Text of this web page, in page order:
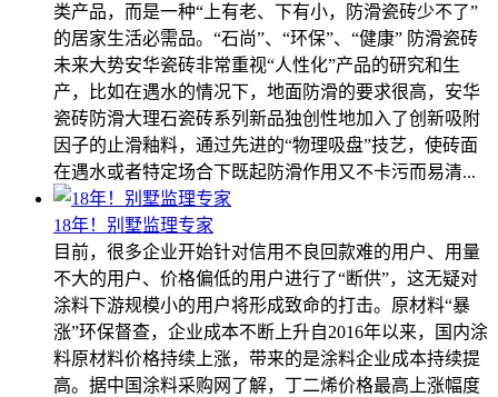
类产品，而是一种“上有老、下有小，防滑瓷砖少不了”
的居家生活必需品。“石尚”、“环保”、“健康” 防滑瓷砖
未来大势安华瓷砖非常重视“人性化”产品的研究和生
产，比如在遇水的情况下，地面防滑的要求很高，安华
瓷砖防滑大理石瓷砖系列新品独创性地加入了创新吸附
因子的止滑釉料，通过先进的“物理吸盘”技艺，使砖面
在遇水或者特定场合下既起防滑作用又不卡污而易清...
18年！别墅监理专家
目前，很多企业开始针对信用不良回款难的用户、用量
不大的用户、价格偏低的用户进行了“断供”，这无疑对
涂料下游规模小的用户将形成致命的打击。原材料“暴
涨”环保督查，企业成本不断上升自2016年以来，国内涂
料原材料价格持续上涨，带来的是涂料企业成本持续提
高。据中国涂料采购网了解，丁二烯价格最高上涨幅度